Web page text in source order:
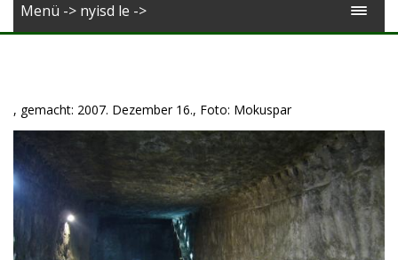
English
Menü -> nyisd le ->
, gemacht: 2007. Dezember 16., Foto: Mokuspar